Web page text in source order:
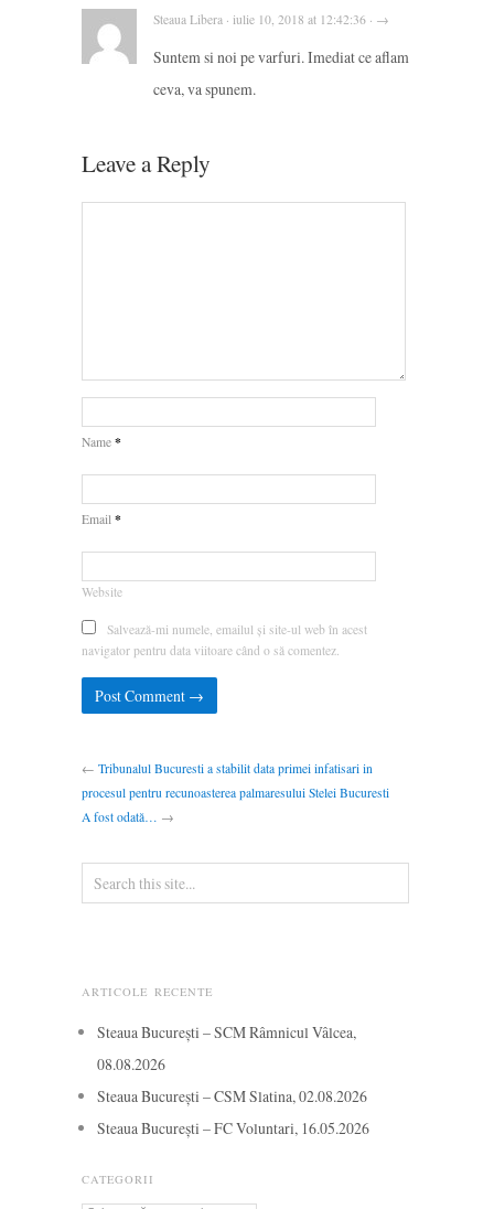
Steaua Libera · iulie 10, 2018 at 12:42:36 · →
Suntem si noi pe varfuri. Imediat ce aflam
ceva, va spunem.
Leave a Reply
Name *
Email *
Website
Salvează-mi numele, emailul și site-ul web în acest
navigator pentru data viitoare când o să comentez.
← Tribunalul Bucuresti a stabilit data primei infatisari in
procesul pentru recunoasterea palmaresului Stelei Bucuresti
A fost odată… →
ARTICOLE RECENTE
Steaua București – SCM Râmnicul Vâlcea,
08.08.2026
Steaua București – CSM Slatina, 02.08.2026
Steaua București – FC Voluntari, 16.05.2026
CATEGORII